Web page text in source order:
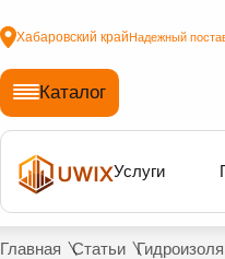
Хабаровский крайНадежный
Каталог
Услуги
Главная Статьи